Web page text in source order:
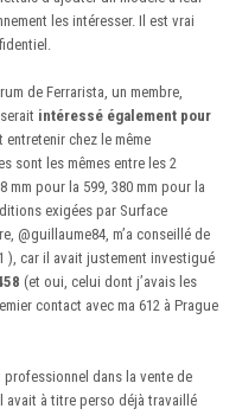
les intéresser. Il est vrai
de Ferrarista, un membre,
intéressé également pour
entretenir chez le même
sont les mêmes entre les 2
mm pour la 599, 380 mm pour la
exigées par Surface
@guillaume84 , m’a conseillé de
), car il avait justement investigué
(et oui, celui dont j’avais les
contact avec ma 612 à Prague
dans la vente de
avait à titre perso déjà travaillé